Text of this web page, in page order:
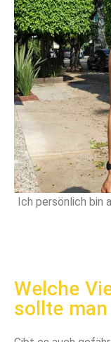
Ich persönlich bin
Welche
sollte